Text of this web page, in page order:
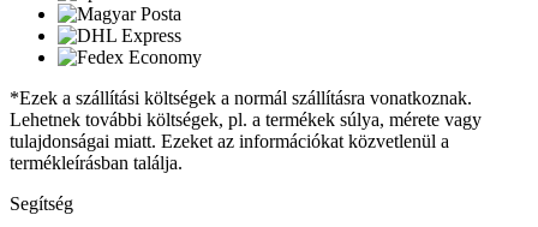
*Ezek a szállítási költségek a normál szállításra vonatkoznak.
Lehetnek további költségek, pl. a termékek súlya, mérete vagy
tulajdonságai miatt. Ezeket az információkat közvetlenül a
termékleírásban találja.
Segítség